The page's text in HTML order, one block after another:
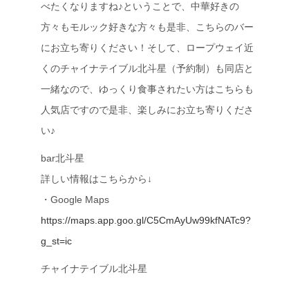
べたくなりますね♪ということで、中華好きの
方々もモルック好きな方々も是非、こちらのバー
にお立ち寄りください！そして、ロープウェイ近
くのチャイナテイブル北斗星（予約制）も同店と
一緒なので、ゆっくり食事されたい方はこちらも
人気店ですので是非、楽しみにお立ち寄りくださ
い♪
bar北斗星
詳しい情報はこちらから↓
・Google Maps
https://maps.app.goo.gl/C5CmAyUw99kfNATc9?
g_st=ic
チャイナテイブル北斗星